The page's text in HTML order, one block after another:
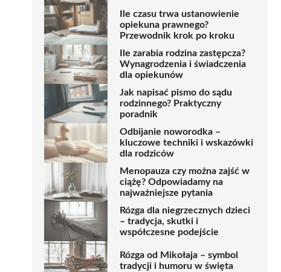
Ile czasu trwa ustanowienie
opiekuna prawnego?
Przewodnik krok po kroku
Ile zarabia rodzina zastępcza?
Wynagrodzenia i świadczenia
dla opiekunów
Jak napisać pismo do sądu
rodzinnego? Praktyczny
poradnik
Odbijanie noworodka –
kluczowe techniki i wskazówki
dla rodziców
Menopauza czy można zajść w
ciążę? Odpowiadamy na
najważniejsze pytania
Rózga dla niegrzecznych dzieci
– tradycja, skutki i
współczesne podejście
Rózga od Mikołaja – symbol
tradycji i humoru w święta